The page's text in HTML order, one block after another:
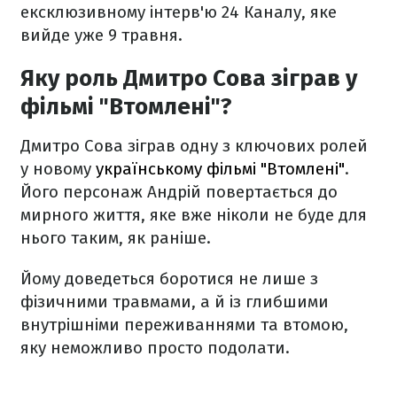
ексклюзивному інтерв'ю 24 Каналу, яке
вийде уже 9 травня.
Яку роль Дмитро Сова зіграв у
фільмі "Втомлені"?
Дмитро Сова зіграв одну з ключових ролей
у новому українському фільмі "Втомлені".
Його персонаж Андрій повертається до
мирного життя, яке вже ніколи не буде для
нього таким, як раніше.
Йому доведеться боротися не лише з
фізичними травмами, а й із глибшими
внутрішніми переживаннями та втомою,
яку неможливо просто подолати.